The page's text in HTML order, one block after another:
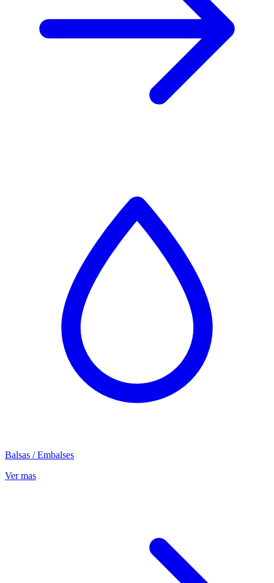
Balsas / Embalses
Ver mas